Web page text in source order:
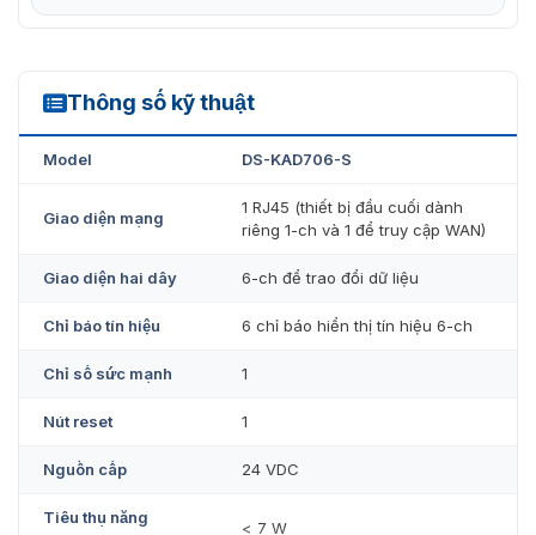
Model Hikvision DS-KAD706-S kết nối đa thiết bị
Mua bộ điều khiển Hikvision DS-
Hikvision DS-KAD706-S hiện nay, người tiêu dùng cần
lượng.VietnamSmart
tự hào là đơn vị phân phối chính
quy định về vận chuyển, đóng gói hay chính sách bảo
Thông số kỹ thuật
DS-KAD706-S
Model DS-KAD706-S
Giao diện mạng
1 RJ45 (thiết bị đầu cuối dành
riêng 1-ch và 1 để truy cập WAN)
Giao diện hai dây 6-ch để trao đổi dữ liệu
Chỉ báo tín hiệu 6 chỉ báo hiển thị tín hiệu 6-ch
Chỉ số sức mạnh 1
Nút reset 1
Nguồn cấp 24 VDC
Tiêu thụ năng
< 7 W